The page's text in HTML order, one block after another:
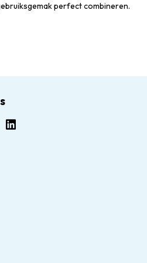
perfect combineren.